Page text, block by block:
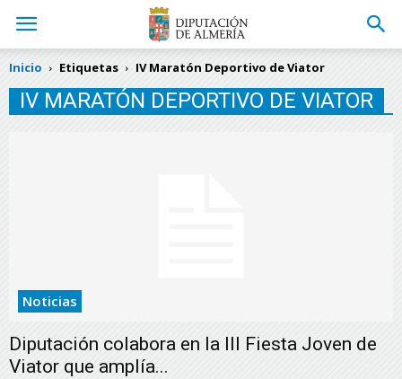
Inicio Etiquetas IV Maratón Deportivo de Viator
IV MARATÓN DEPORTIVO DE VIATOR
Noticias
Diputación colabora en la III Fiesta Joven de
Viator que amplía...